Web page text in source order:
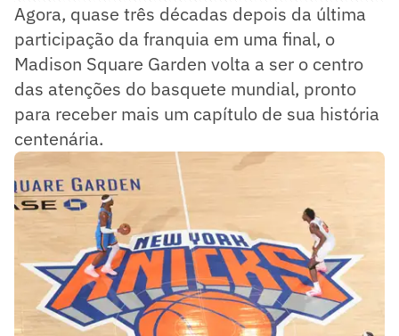
Agora, quase três décadas depois da última
participação da franquia em uma final, o
Madison Square Garden volta a ser o centro
das atenções do basquete mundial, pronto
para receber mais um capítulo de sua história
centenária.